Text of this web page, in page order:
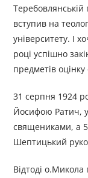
Теребовлянській
вступив на
університету. І
році успішно
предметів
31 серпня 1924
Йосифою Ратич, у
священиками, а
Шептицький
Відтоді